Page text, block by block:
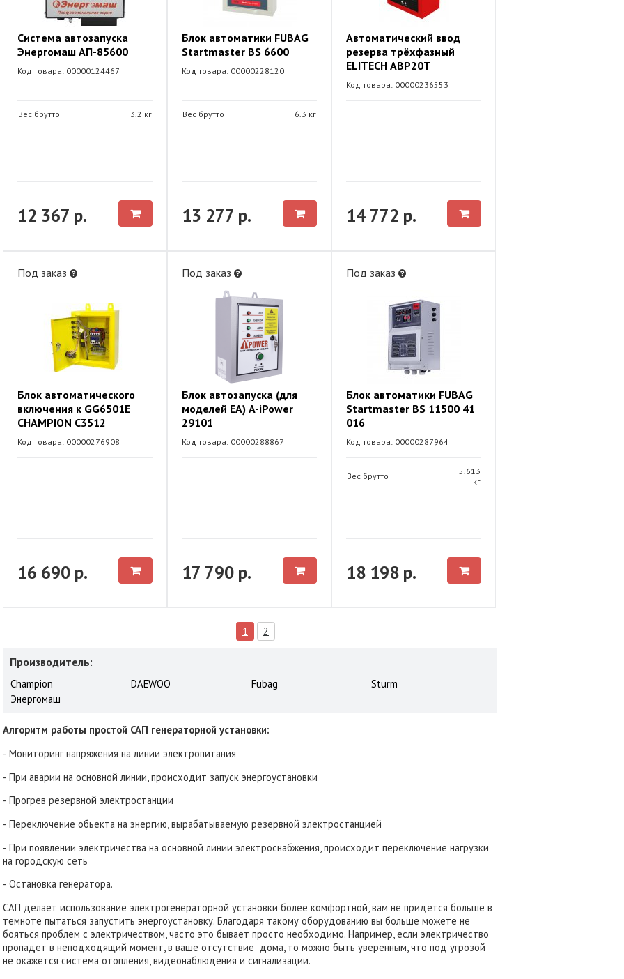
Система автозапуска
Энергомаш АП-85600
Код товара: 00000124467
Вес брутто 3.2 кг
12 367 р.
Блок автоматики FUBAG
Startmaster BS 6600
Код товара: 00000228120
Вес брутто 6.3 кг
13 277 р.
Автоматический ввод
резерва трёхфазный
ELITECH АВР20Т
Код товара: 00000236553
14 772 р.
Под заказ
Блок автоматического
включения к GG6501E
CHAMPION C3512
Код товара: 00000276908
16 690 р.
Под заказ
Блок автозапуска (для
моделей ЕА) A-iPower
29101
Код товара: 00000288867
17 790 р.
Под заказ
Блок автоматики FUBAG
Startmaster BS 11500 41
016
Код товара: 00000287964
Вес брутто
5.613
кг
18 198 р.
1 2
Производитель:
Champion DAEWOO Fubag
Sturm
Энергомаш
Алгоритм работы простой САП генераторной установки:
- Мониторинг напряжения на линии электропитания
- При аварии на основной линии, происходит запуск энергоустановки
- Прогрев резервной электростанции
- Переключение обьекта на энергию, вырабатываемую резервной электростанцией
- При появлении электричества на основной линии электроснабжения, происходит переключение нагрузки
на городскую сеть
- Остановка генератора.
САП делает использование электрогенераторной установки более комфортной, вам не придется больше в
темноте пытаться запустить энергоустановку. Благодаря такому оборудованию вы больше можете не
бояться проблем с электричеством, часто это бывает просто необходимо. Например, если электричество
пропадет в неподходящий момент, в ваше отсутствие дома, то можно быть уверенным, что под угрозой
не окажется система отопления, видеонаблюдения и сигнализации.